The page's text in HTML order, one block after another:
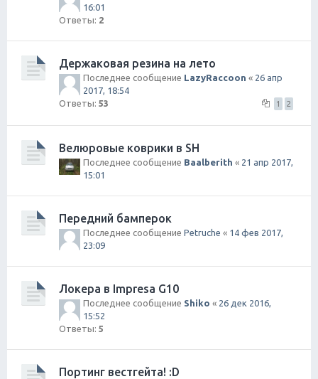
16:01
Ответы: 2
Держаковая резина на лето
Последнее сообщение LazyRaccoon « 26 апр
2017, 18:54
Ответы: 53 1 2
Велюровые коврики в SH
Последнее сообщение Baalberith « 21 апр 2017,
15:01
Передний бамперок
Последнее сообщение Petruche « 14 фев 2017,
23:09
Локера в Impresa G10
Последнее сообщение Shiko « 26 дек 2016,
15:52
Ответы: 5
Портинг вестгейта! :D